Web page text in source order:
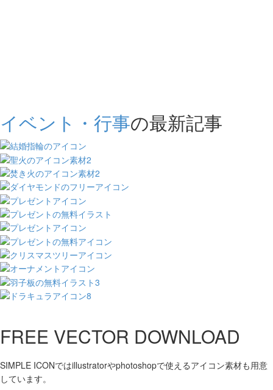
イベント・行事の最新記事
FREE VECTOR DOWNLOAD
SIMPLE ICONではillustratorやphotoshopで使えるアイコン素材も用意
しています。